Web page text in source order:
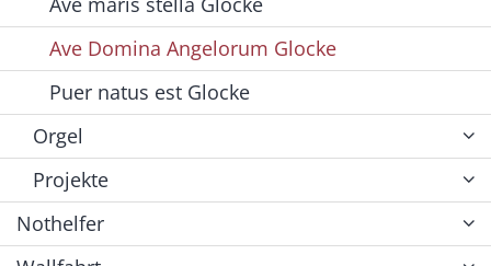
Ave Domina Angelorum Glocke
Puer natus est Glocke
Orgel
Projekte
Nothelfer